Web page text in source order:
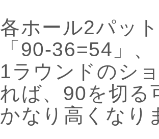
各ホール2パッ
「90-36=54」、
1ラウンドのシ
れば、90を切る
かなり高くなり